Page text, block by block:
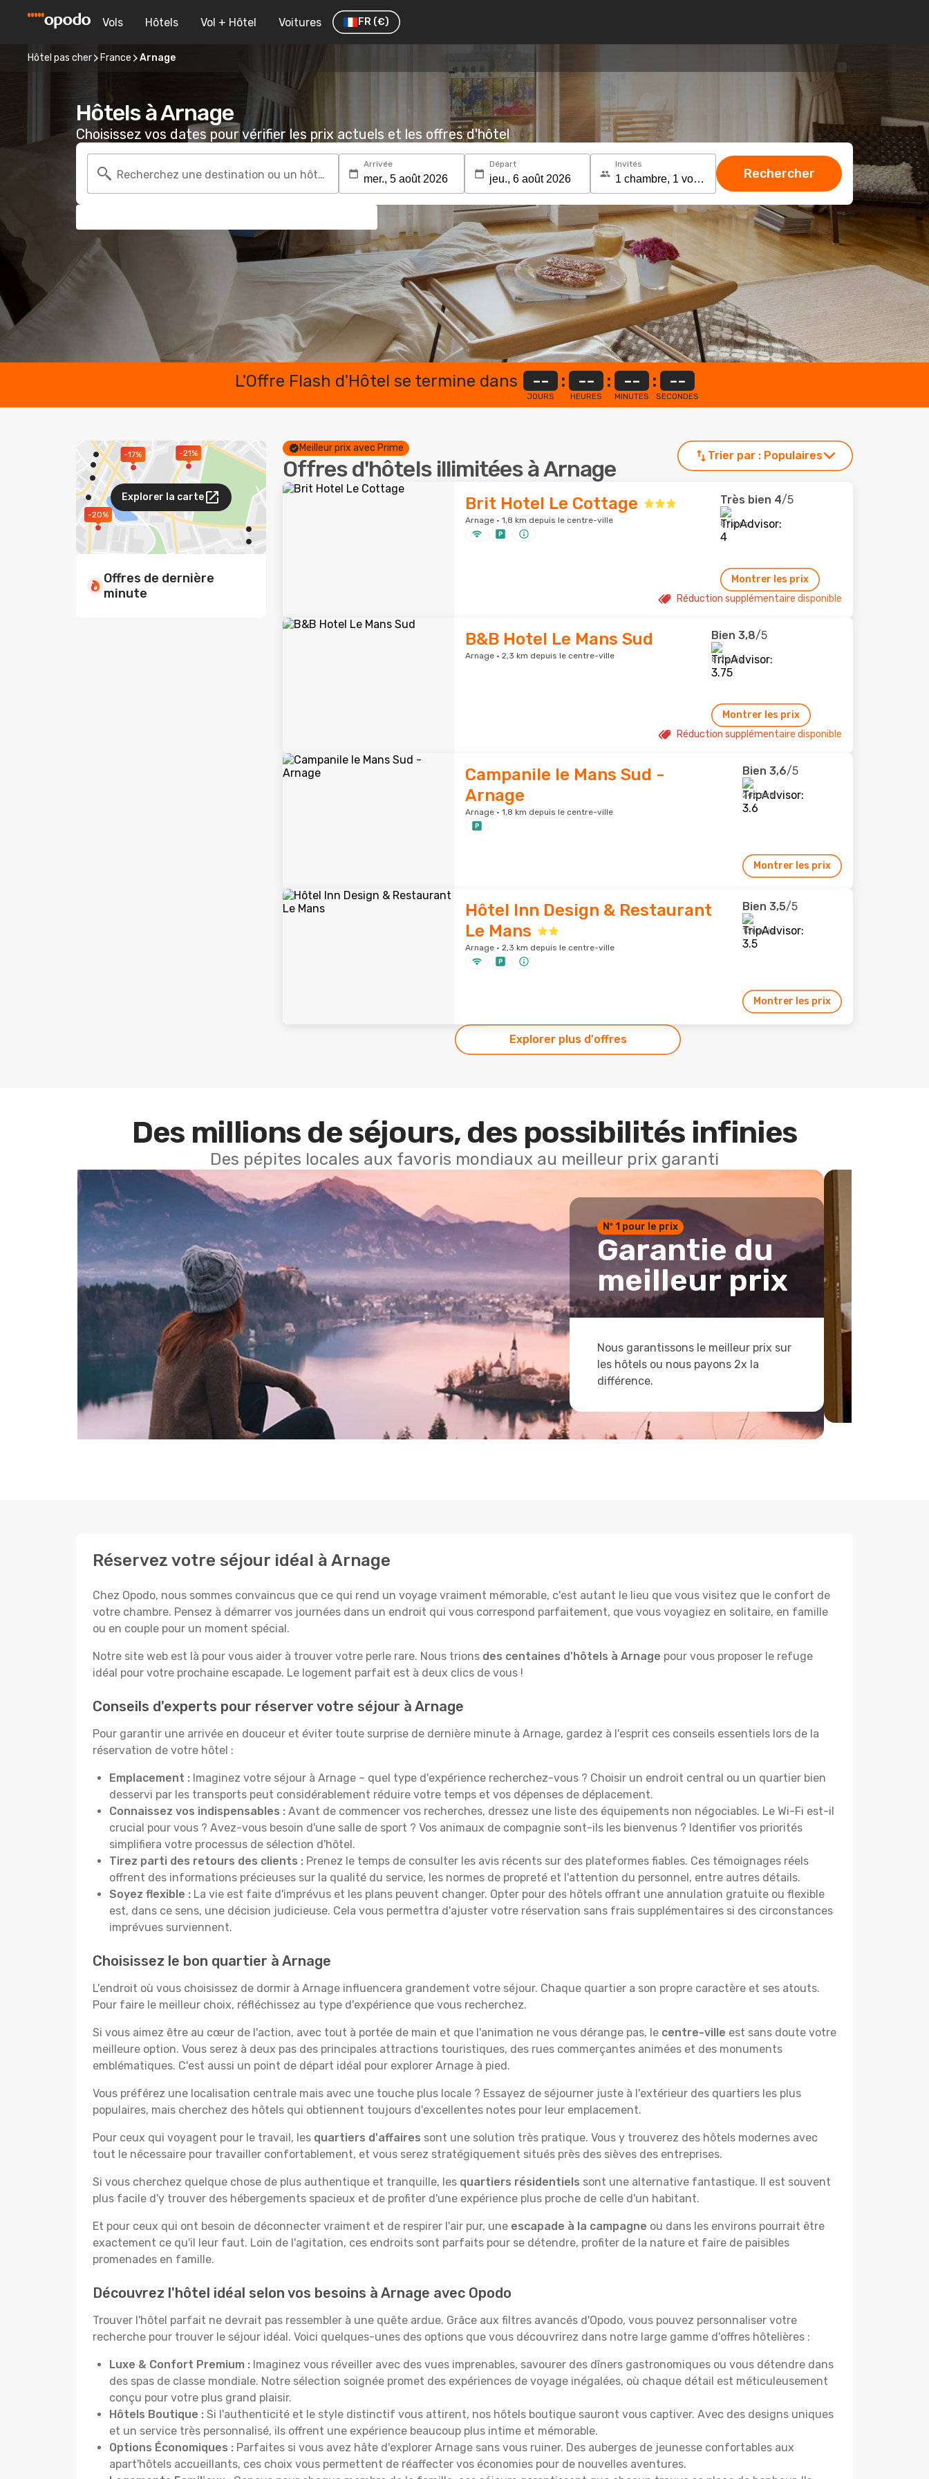
Vols Hôtels Vol + Hôtel Voitures FR (€)
Hôtel pas cher France Arnage
Hôtels à Arnage
Choisissez vos dates pour vérifier les prix actuels et les offres d'hôtel
Recherchez une destination ou un hôtel
Arrivée Départ Invités
Rechercher
L'Offre Flash d'Hôtel se termine dans --
JOURS
: --
HEURES
: --
MINUTES
: --
SECONDES
-21%
-20%
-17%
Explorer la carte
Offres de dernière
minute
Meilleur prix avec Prime
Offres d'hôtels illimitées à Arnage
Trier par : Populaires
Brit Hotel Le Cottage
Arnage · 1,8 km depuis le centre-ville
Très bien 4/5
87 avis
Montrer les prix
Réduction supplémentaire disponible
B&B Hotel Le Mans Sud
Arnage · 2,3 km depuis le centre-ville
Bien 3,8/5
817 avis
Montrer les prix
Réduction supplémentaire disponible
Campanile le Mans Sud -
Arnage
Arnage · 1,8 km depuis le centre-ville
Bien 3,6/5
246 avis
Montrer les prix
Hôtel Inn Design & Restaurant
Le Mans
Arnage · 2,3 km depuis le centre-ville
Bien 3,5/5
136 avis
Montrer les prix
Explorer plus d'offres
Des millions de séjours, des possibilités infinies
Des pépites locales aux favoris mondiaux au meilleur prix garanti
Nº 1 pour le prix
Garantie du
meilleur prix
Nous garantissons le meilleur prix sur
les hôtels ou nous payons 2x la
différence.
Réservez votre séjour idéal à Arnage
Chez Opodo, nous sommes convaincus que ce qui rend un voyage vraiment mémorable, c'est autant le lieu que vous visitez que le confort de
votre chambre. Pensez à démarrer vos journées dans un endroit qui vous correspond parfaitement, que vous voyagiez en solitaire, en famille
ou en couple pour un moment spécial.
Notre site web est là pour vous aider à trouver votre perle rare. Nous trions des centaines d'hôtels à Arnage pour vous proposer le refuge
idéal pour votre prochaine escapade. Le logement parfait est à deux clics de vous !
Conseils d'experts pour réserver votre séjour à Arnage
Pour garantir une arrivée en douceur et éviter toute surprise de dernière minute à Arnage, gardez à l'esprit ces conseils essentiels lors de la
réservation de votre hôtel :
Emplacement : Imaginez votre séjour à Arnage – quel type d'expérience recherchez-vous ? Choisir un endroit central ou un quartier bien
desservi par les transports peut considérablement réduire votre temps et vos dépenses de déplacement.
Connaissez vos indispensables : Avant de commencer vos recherches, dressez une liste des équipements non négociables. Le Wi-Fi est-il
crucial pour vous ? Avez-vous besoin d'une salle de sport ? Vos animaux de compagnie sont-ils les bienvenus ? Identifier vos priorités
simplifiera votre processus de sélection d'hôtel.
Tirez parti des retours des clients : Prenez le temps de consulter les avis récents sur des plateformes fiables. Ces témoignages réels
offrent des informations précieuses sur la qualité du service, les normes de propreté et l'attention du personnel, entre autres détails.
Soyez flexible : La vie est faite d'imprévus et les plans peuvent changer. Opter pour des hôtels offrant une annulation gratuite ou flexible
est, dans ce sens, une décision judicieuse. Cela vous permettra d'ajuster votre réservation sans frais supplémentaires si des circonstances
imprévues surviennent.
Choisissez le bon quartier à Arnage
L'endroit où vous choisissez de dormir à Arnage influencera grandement votre séjour. Chaque quartier a son propre caractère et ses atouts.
Pour faire le meilleur choix, réfléchissez au type d'expérience que vous recherchez.
Si vous aimez être au cœur de l'action, avec tout à portée de main et que l'animation ne vous dérange pas, le centre-ville est sans doute votre
meilleure option. Vous serez à deux pas des principales attractions touristiques, des rues commerçantes animées et des monuments
emblématiques. C'est aussi un point de départ idéal pour explorer Arnage à pied.
Vous préférez une localisation centrale mais avec une touche plus locale ? Essayez de séjourner juste à l'extérieur des quartiers les plus
populaires, mais cherchez des hôtels qui obtiennent toujours d'excellentes notes pour leur emplacement.
Pour ceux qui voyagent pour le travail, les quartiers d'affaires sont une solution très pratique. Vous y trouverez des hôtels modernes avec
tout le nécessaire pour travailler confortablement, et vous serez stratégiquement situés près des sièves des entreprises.
Si vous cherchez quelque chose de plus authentique et tranquille, les quartiers résidentiels sont une alternative fantastique. Il est souvent
plus facile d'y trouver des hébergements spacieux et de profiter d'une expérience plus proche de celle d'un habitant.
Et pour ceux qui ont besoin de déconnecter vraiment et de respirer l'air pur, une escapade à la campagne ou dans les environs pourrait être
exactement ce qu'il leur faut. Loin de l'agitation, ces endroits sont parfaits pour se détendre, profiter de la nature et faire de paisibles
promenades en famille.
Découvrez l'hôtel idéal selon vos besoins à Arnage avec Opodo
Trouver l'hôtel parfait ne devrait pas ressembler à une quête ardue. Grâce aux filtres avancés d'Opodo, vous pouvez personnaliser votre
recherche pour trouver le séjour idéal. Voici quelques-unes des options que vous découvrirez dans notre large gamme d'offres hôtelières :
Luxe & Confort Premium : Imaginez vous réveiller avec des vues imprenables, savourer des dîners gastronomiques ou vous détendre dans
des spas de classe mondiale. Notre sélection soignée promet des expériences de voyage inégalées, où chaque détail est méticuleusement
conçu pour votre plus grand plaisir.
Hôtels Boutique : Si l'authenticité et le style distinctif vous attirent, nos hôtels boutique sauront vous captiver. Avec des designs uniques
et un service très personnalisé, ils offrent une expérience beaucoup plus intime et mémorable.
Options Économiques : Parfaites si vous avez hâte d'explorer Arnage sans vous ruiner. Des auberges de jeunesse confortables aux
apart'hôtels accueillants, ces choix vous permettent de réaffecter vos économies pour de nouvelles aventures.